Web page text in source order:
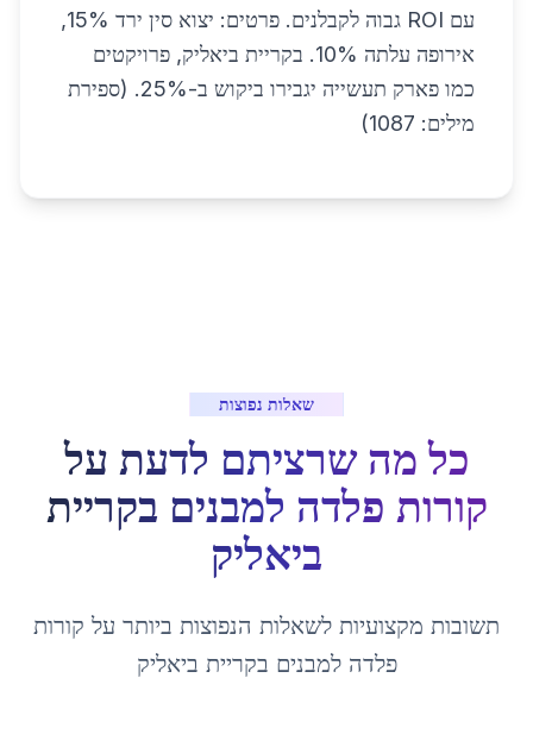
עם ROI גבוה לקבלנים. פרטים: יצוא סין ירד 15%,
אירופה עלתה 10%. בקריית ביאליק, פרויקטים
כמו פארק תעשייה יגבירו ביקוש ב-25%. (ספירת
מילים: 1087)
שאלות נפוצות
כל מה שרציתם לדעת על
קורות פלדה למבנים בקריית
ביאליק
תשובות מקצועיות לשאלות הנפוצות ביותר על קורות
פלדה למבנים בקריית ביאליק